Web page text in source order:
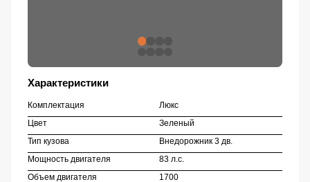
Характеристики
Комплектация
Люкс
Цвет
Зеленый
Тип кузова
Внедорожник 3 дв.
Мощность двигателя
83 л.с.
Объем двигателя
1700